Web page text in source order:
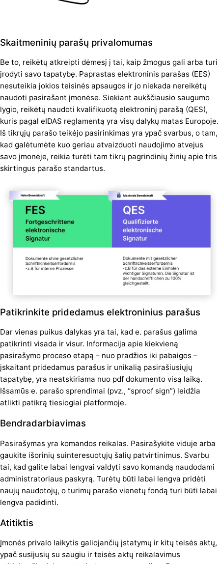
Skaitmeninių parašų privalomumas
Be to, reikėtų atkreipti dėmesį į tai, kaip žmogus gali arba turi
įrodyti savo tapatybę. Paprastas elektroninis parašas (EES)
nesuteikia jokios teisinės apsaugos ir jo niekada nereikėtų
naudoti pasirašant įmonėse. Siekiant aukščiausio saugumo
lygio, reikėtų naudoti kvalifikuotą elektroninį parašą (QES),
kuris pagal eIDAS reglamentą yra visų dalykų matas Europoje.
Iš tikrųjų parašo teikėjo pasirinkimas yra ypač svarbus, o tam,
kad galėtumėte kuo geriau atvaizduoti naudojimo atvejus
savo įmonėje, reikia turėti tam tikrų pagrindinių žinių apie tris
skirtingus parašo standartus.
Patikrinkite pridedamus elektroninius parašus
Dar vienas puikus dalykas yra tai, kad e. parašus galima
patikrinti visada ir visur. Informacija apie kiekvieną
pasirašymo proceso etapą – nuo pradžios iki pabaigos –
įskaitant pridedamus parašus ir unikalią pasirašiusiųjų
tapatybę, yra neatskiriama nuo pdf dokumento visą laiką.
Išsamūs e. parašo sprendimai (pvz., “sproof sign”) leidžia
atlikti patikrą tiesiogiai platformoje.
Bendradarbiavimas
Pasirašymas yra komandos reikalas. Pasirašykite viduje arba
gaukite išorinių suinteresuotųjų šalių patvirtinimus. Svarbu
tai, kad galite labai lengvai valdyti savo komandą naudodami
administratoriaus paskyrą. Turėtų būti labai lengva pridėti
naujų naudotojų, o turimų parašo vienetų fondą turi būti labai
lengva padidinti.
Atitiktis
Įmonės privalo laikytis galiojančių įstatymų ir kitų teisės aktų,
ypač susijusių su saugiu ir teisės aktų reikalavimus